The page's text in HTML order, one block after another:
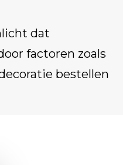
dat
factoren zoals
bestellen